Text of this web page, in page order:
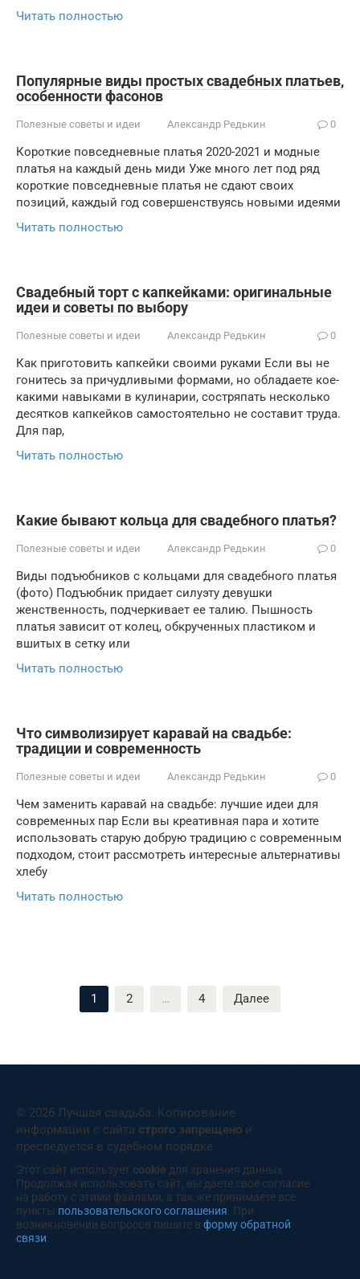
Читать полностью
Популярные виды простых свадебных платьев,
особенности фасонов
Полезные советы и идеи Александр Редькин 0
Короткие повседневные платья 2020-2021 и модные
платья на каждый день миди Уже много лет под ряд
короткие повседневные платья не сдают своих
позиций, каждый год совершенствуясь новыми идеями
Читать полностью
Свадебный торт с капкейками: оригинальные
идеи и советы по выбору
Полезные советы и идеи Александр Редькин 0
Как приготовить капкейки своими руками Если вы не
гонитесь за причудливыми формами, но обладаете кое-
какими навыками в кулинарии, состряпать несколько
десятков капкейков самостоятельно не составит труда.
Для пар,
Читать полностью
Какие бывают кольца для свадебного платья?
Полезные советы и идеи Александр Редькин 0
Виды подъюбников с кольцами для свадебного платья
(фото) Подъюбник придает силуэту девушки
женственность, подчеркивает ее талию. Пышность
платья зависит от колец, обкрученных пластиком и
вшитых в сетку или
Читать полностью
Что символизирует каравай на свадьбе:
традиции и современность
Полезные советы и идеи Александр Редькин 0
Чем заменить каравай на свадьбе: лучшие идеи для
современных пар Если вы креативная пара и хотите
использовать старую добрую традицию с современным
подходом, стоит рассмотреть интересные альтернативы
хлебу
Читать полностью
1 2 … 4 Далее
© 2026 Лучшая свадьба. Копирование
информации с сайта строго запрещено и
преследуется в судебном порядке
Этот сайт использует cookie для хранения данных.
Продолжая использовать сайт, вы даете свое согласие
на работу с этими файлами, а так же принимаете все
пункты пользовательского соглашения . При
возникновении вопросов пишите в форму обратной
связи